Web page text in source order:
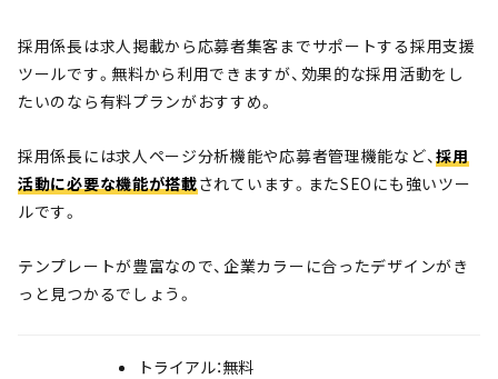
採用係長は求人掲載から応募者集客までサポートする採用支援
ツールです。無料から利用できますが、効果的な採用活動をし
たいのなら有料プランがおすすめ。
採用係長には求人ページ分析機能や応募者管理機能など、採用
活動に必要な機能が搭載されています。またSEOにも強いツー
ルです。
テンプレートが豊富なので、企業カラーに合ったデザインがき
っと見つかるでしょう。
トライアル：無料